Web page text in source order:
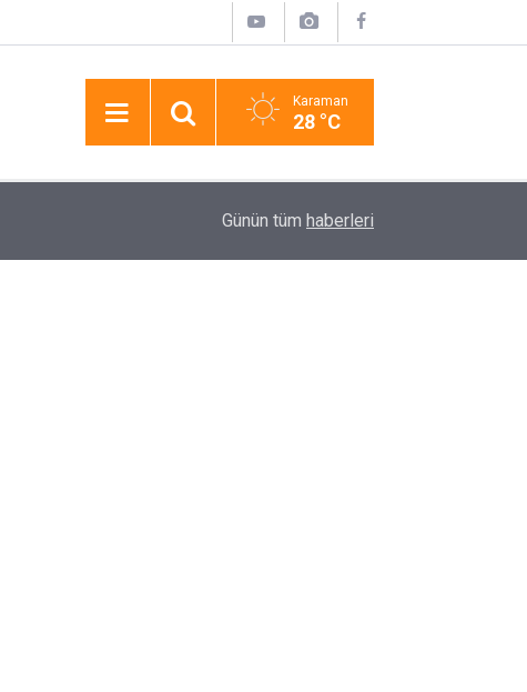
Karaman
28 °C
Mersin’de Minikler Trafik Kurallarını Direksiyon
Günün tüm haberleri